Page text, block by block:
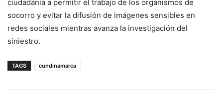
ciudadanía a permitir el trabajo de los organismos de
socorro y evitar la difusión de imágenes sensibles en
redes sociales mientras avanza la investigación del
siniestro.
TAGS cundinamarca